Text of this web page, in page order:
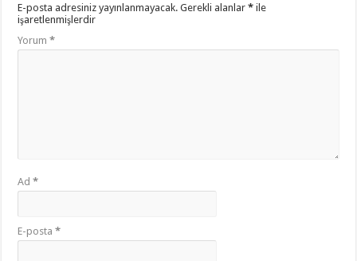
E-posta adresiniz yayınlanmayacak. Gerekli alanlar* ile
işaretlenmişlerdir
Yorum*
Ad*
E-posta*